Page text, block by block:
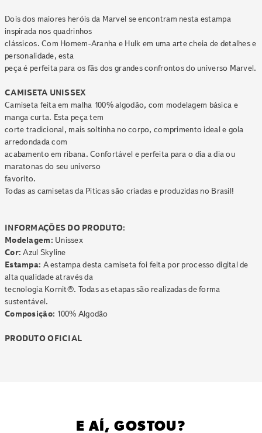
Dois dos maiores heróis da Marvel se encontram nesta estampa
inspirada nos quadrinhos
clássicos. Com Homem-Aranha e Hulk em uma arte cheia de detalhes e
personalidade, esta
peça é perfeita para os fãs dos grandes confrontos do universo Marvel.
CAMISETA UNISSEX
Camiseta feita em malha 100% algodão, com modelagem básica e
manga curta. Esta peça tem
corte tradicional, mais soltinha no corpo, comprimento ideal e gola
arredondada com
acabamento em ribana. Confortável e perfeita para o dia a dia ou
maratonas do seu universo
favorito.
Todas as camisetas da Piticas são criadas e produzidas no Brasil!
INFORMAÇÕES DO PRODUTO:
Modelagem: Unissex
Cor: Azul Skyline
Estampa: A estampa desta camiseta foi feita por processo digital de
alta qualidade através da
tecnologia Kornit®. Todas as etapas são realizadas de forma
sustentável.
Composição: 100% Algodão
PRODUTO OFICIAL
E AÍ, GOSTOU?